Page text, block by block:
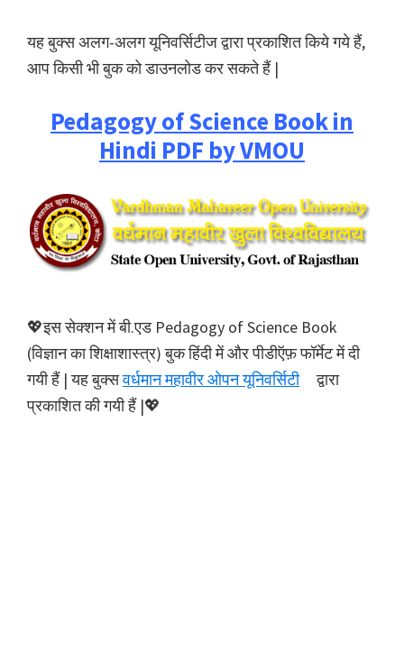
यह बुक्स अलग-अलग यूनिवर्सिटीज द्वारा प्रकाशित किये गये हैं,
आप किसी भी बुक को डाउनलोड कर सकते हैं |
Pedagogy of Science Book in
Hindi PDF by VMOU
💖इस सेक्शन में बी.एड Pedagogy of Science Book
(विज्ञान का शिक्षाशास्त्र) बुक हिंदी में और पीडीऍफ़ फॉर्मेट में दी
गयी हैं | यह बुक्सवर्धमान महावीर ओपन यूनिवर्सिटी
द्वारा
प्रकाशित की गयी हैं |💖